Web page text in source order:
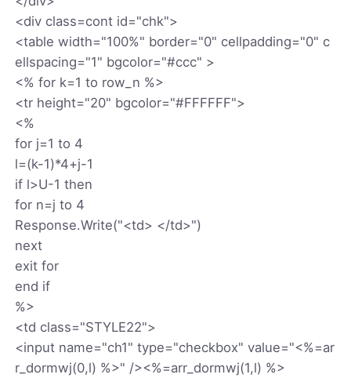
<div class=cont id="chk">
<table width="100%" border="0" cellpadding="0" c
ellspacing="1" bgcolor="#ccc" >
<% for k=1 to row_n %>
<tr height="20" bgcolor="#FFFFFF">
<%
for j=1 to 4
l=(k-1)*4+j-1
if l>U-1 then
for n=j to 4
Response.Write("<td> </td>")
next
exit for
end if
%>
<td class="STYLE22">
<input name="ch1" type="checkbox" value="<%=ar
r_dormwj(0,l) %>" /><%=arr_dormwj(1,l) %>